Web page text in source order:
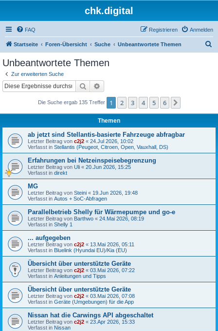
chk.digital
FAQ Anmelden
Registrieren
Startseite Foren-Übersicht Suche Unbeantwortete Themen
Unbeantwortete Themen
Zur erweiterten Suche
Suche
Die Suche ergab 135 Treffer 1 2 3 4 5 6
Themen
ab jetzt sind Stellantis-basierte Fahrzeuge abfragbar
Letzter Beitrag von c2j2 « 24.Jul 2026, 10:02
Verfasst in Stellantis (Peugeot, Citroen, Open, Vauxhall, DS)
Erfahrungen bei Netzeinspeisebegrenzung
Letzter Beitrag von Uli « 20.Jun 2026, 15:25
Verfasst in direkt
MG
Letzter Beitrag von Steini « 19.Jun 2026, 19:48
Verfasst in Autos + SoC-Abfragen
Parallelbetrieb Shelly für Wärmepumpe und go-e
Letzter Beitrag von Barthwo « 24.Mai 2026, 08:19
Verfasst in Shelly 1
... aufgegeben
Letzter Beitrag von c2j2 « 13.Mai 2026, 05:11
Verfasst in Bluelink (Hyundai EU)/Kia (EU)
Übersicht über unterstützte Geräte
Letzter Beitrag von c2j2 « 03.Mai 2026, 07:22
Verfasst in Anleitungen und Tipps
Übersicht über unterstützte Geräte
Letzter Beitrag von c2j2 « 03.Mai 2026, 07:08
Verfasst in Geräte (Umgebungen) für die App
Nissan hat die Carwings API abgeschaltet
Letzter Beitrag von c2j2 « 23.Apr 2026, 15:33
Verfasst in Nissan